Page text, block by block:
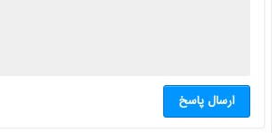
ارسال پاسخ